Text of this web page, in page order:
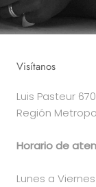
Visítanos
Luis Pasteur
Región
Horario de
Lunes a